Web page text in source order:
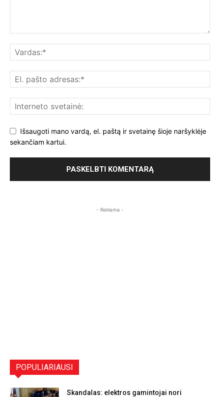
Išsaugoti mano vardą, el. paštą ir svetainę šioje naršyklėje
sekančiam kartui.
- Reklama -
POPULIARIAUSI
Skandalas: elektros gamintojai nori